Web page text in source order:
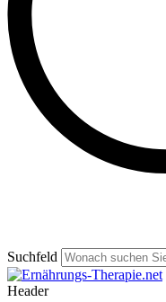
Suchfeld
Header